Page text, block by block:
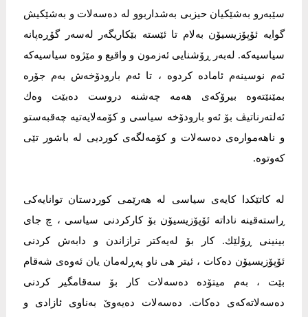
سێبەرو بەشێكیان حیزبی بەشداربوو لە دەسەلات و بەشێكیش
گوایە ئۆپۆزیسیۆن بەلام تا ئێستە بێكاریگەر لەسەر گۆڕەپانە
سیاسیەكە. لەبەر ڕۆشنایی ئەزمون و واقیع و مێژوە سیاسیەكە
ئەم نوسینەم ئامادە كردوە ، تا ئەم بارودۆخەش بەم جۆرە
بمێنێتەوە بیرۆكەی هەمە چەشنە دروست دەبێت وەك
ئەلتەرناتیڤ بۆ ئەو بارودۆخە سیاسی و كۆمەلایەتیە چەقبەستو
و ناهەموارەی دەسەلات و كۆمەلگەی كوردیی لە باشور تێی
كەوتوە.
لە كاتێكدا كایەی سیاسی لە هەرێمی كوردستان توانایەكی
ڕاستەقینە ناداتە ئۆپۆزیسیۆن بۆ كاركردنی سیاسی ، چ جای
بینینی ڕۆلێك. كار بۆ لەیەكتر ترازاندن و دابەش كردنی
ئۆپۆزیسیۆن دەكات ، ئیتر هی ناو پەڕلەمان یان ئەوەی شەقام
بێت ، بەم میتۆدە دەسەلات كار بۆ سەقامگیر كردنی
دەسەلاتەكەی دەكات. دەسەلات دەیەوێ بەناوی ئازادی و